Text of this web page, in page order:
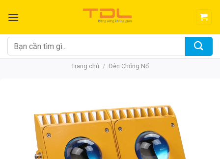
qua
dung
Tìm
kiếm:
Trang chủ / Đèn Chống Nổ